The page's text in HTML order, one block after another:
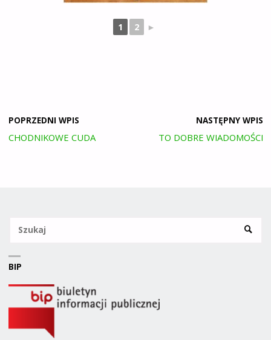
1 2 ►
POPRZEDNI WPIS
CHODNIKOWE CUDA
NASTĘPNY WPIS
TO DOBRE WIADOMOŚCI
BIP